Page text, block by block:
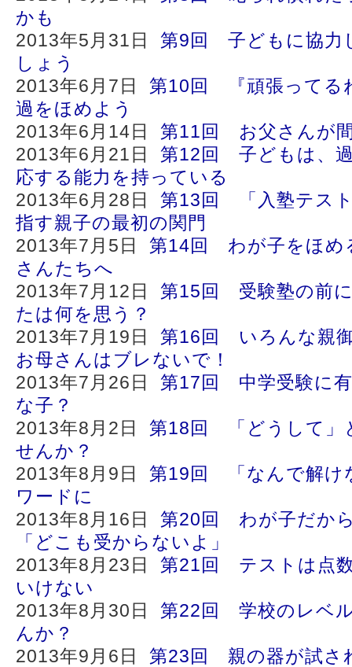
かも
2013年5月31日 第9回 子どもに協力
しょう
2013年6月7日 第10回 『頑張ってる
過をほめよう
2013年6月14日 第11回 お父さんが
2013年6月21日 第12回 子どもは、
応する能力を持っている
2013年6月28日 第13回 「入塾テス
指す親子の最初の関門
2013年7月5日 第14回 わが子をほめ
さんたちへ
2013年7月12日 第15回 受験塾の前
たは何を思う？
2013年7月19日 第16回 いろんな親
お母さんはブレないで！
2013年7月26日 第17回 中学受験に
な子？
2013年8月2日 第18回 「どうして」
せんか？
2013年8月9日 第19回 「なんで解け
ワードに
2013年8月16日 第20回 わが子だか
「どこも受からないよ」
2013年8月23日 第21回 テストは点
いけない
2013年8月30日 第22回 学校のレベ
んか？
2013年9月6日 第23回 親の器が試さ